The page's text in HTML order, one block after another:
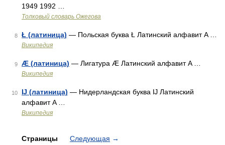
1949 1992 …
Толковый словарь Ожегова
8 Ł (латиница) — Польская буква Ł Латинский алфавит A …
Википедия
9 Æ (латиница) — Лигатура Æ Латинский алфавит A …
Википедия
10 Ĳ (латиница) — Нидерландская буква Ĳ Латинский
алфавит A …
Википедия
Страницы Следующая →